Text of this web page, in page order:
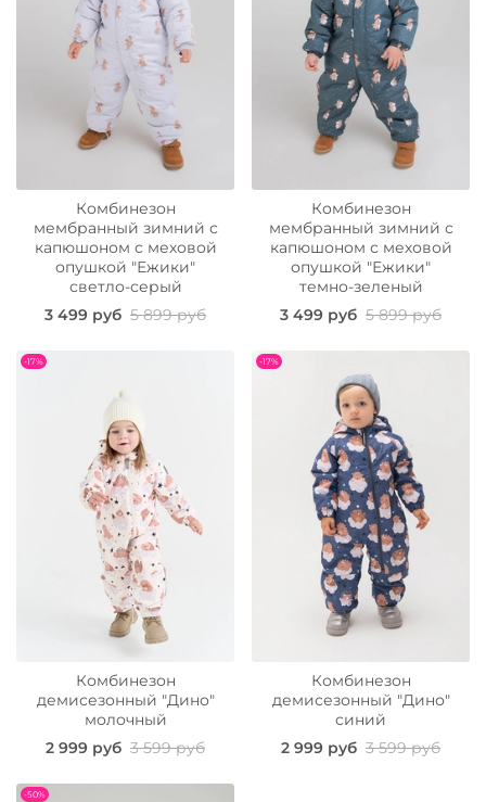
Комбинезон
мембранный зимний с
капюшоном с меховой
опушкой "Ежики"
светло-серый
3 499 руб 5 899 руб
Комбинезон
мембранный зимний с
капюшоном с меховой
опушкой "Ежики"
темно-зеленый
3 499 руб 5 899 руб
-17%
Комбинезон
демисезонный "Дино"
молочный
2 999 руб 3 599 руб
-17%
Комбинезон
демисезонный "Дино"
синий
2 999 руб 3 599 руб
-50%